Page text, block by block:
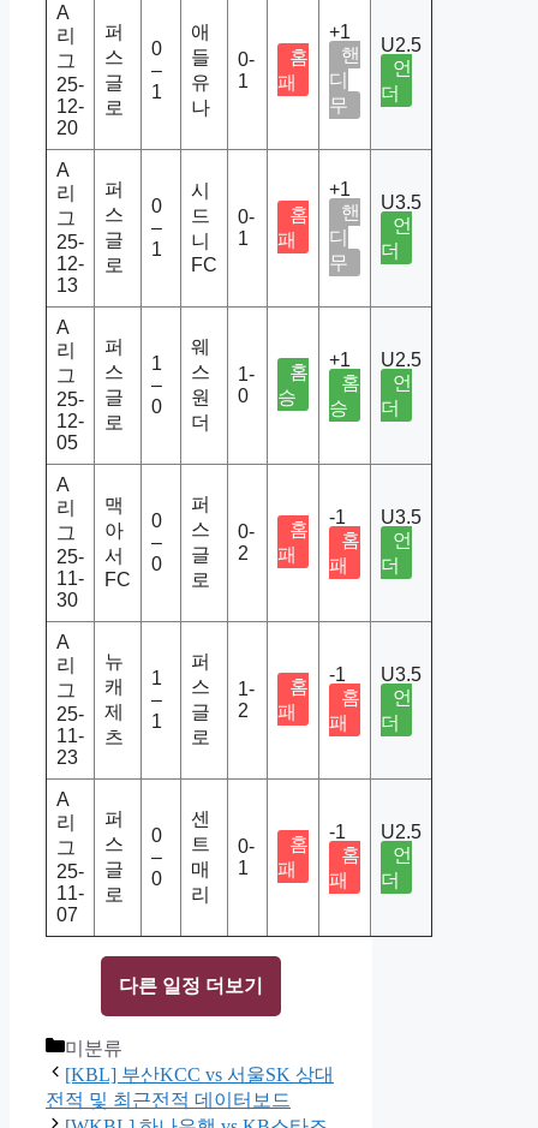
A
리
그
25-
12-
20
퍼
스
글
로
0
–
1
애
들
유
나
0-
1
홈
패
+1
핸
디
무
U2.5
언
더
A
리
그
25-
12-
13
퍼
스
글
로
0
–
1
시
드
니
FC
0-
1
홈
패
+1
핸
디
무
U3.5
언
더
A
리
그
25-
12-
05
퍼
스
글
로
1
–
0
웨
스
원
더
1-
0
홈
승
+1
홈
승
U2.5
언
더
A
리
그
25-
11-
30
맥
아
서
FC
0
–
0
퍼
스
글
로
0-
2
홈
패
-1
홈
패
U3.5
언
더
A
리
그
25-
11-
23
뉴
캐
제
츠
1
–
1
퍼
스
글
로
1-
2
홈
패
-1
홈
패
U3.5
언
더
A
리
그
25-
11-
07
퍼
스
글
로
0
–
0
센
트
매
리
0-
1
홈
패
-1
홈
패
U2.5
언
더
다른 일정 더보기
Categories
미분류
[KBL] 부산KCC vs 서울SK 상대
전적 및 최근전적 데이터보드